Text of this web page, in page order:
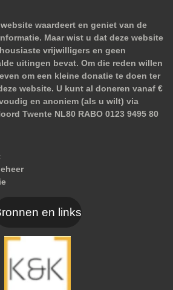
waardeert en geniet van de
Maar wist u dat deze website
vrijwilligers en geen
uitingen bevat. Om die reden willen
om een kleine donatie te doen ter
website. U kunt al doneren vanaf €
en anoniem (als u wilt) via
Twente NL80 RABO 0123 9495 80
en links